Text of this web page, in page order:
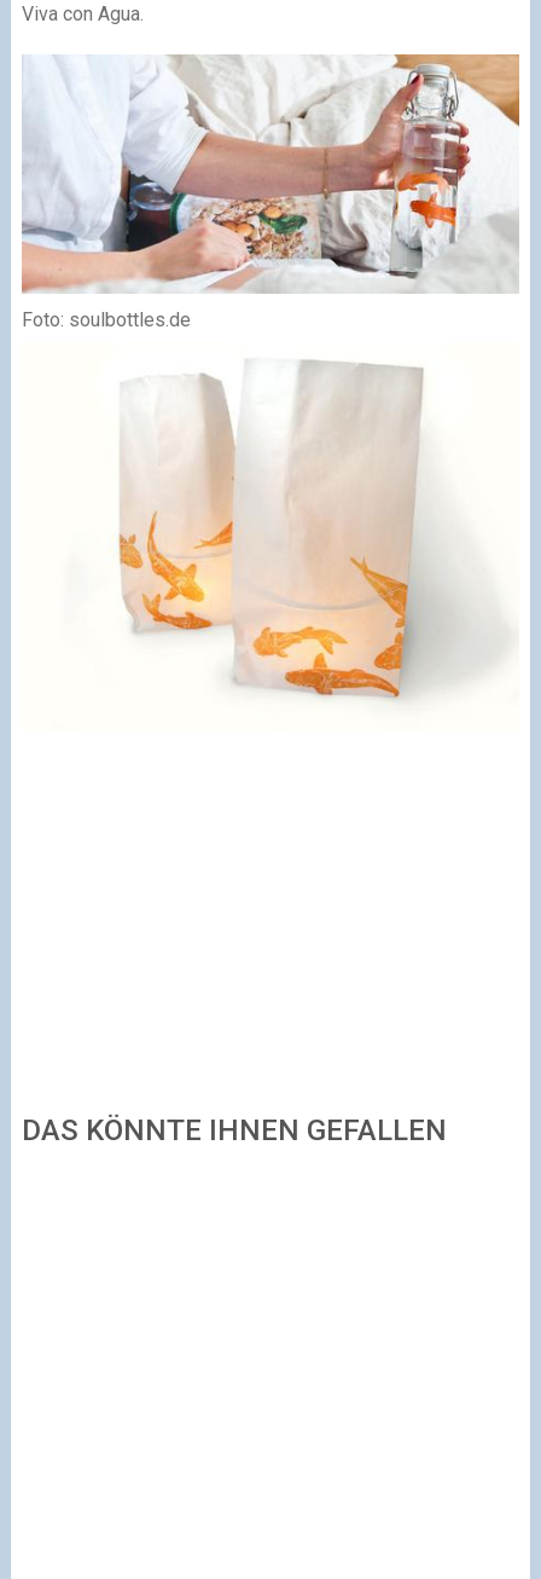
Viva con Agua.
Foto: soulbottles.de
DAS KÖNNTE IHNEN GEFALLEN